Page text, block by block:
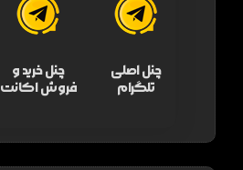
چنل اصلی
تلگرام
چنل خرید و
فروش اکانت